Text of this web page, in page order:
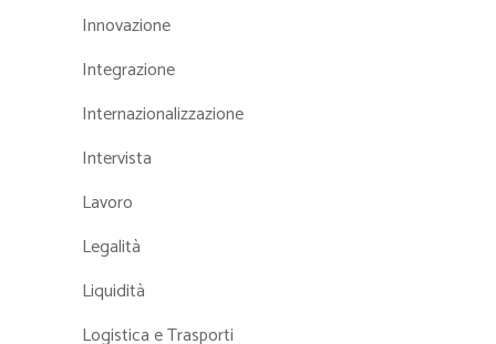
Innovazione
Integrazione
Internazionalizzazione
Intervista
Lavoro
Legalità
Liquidità
Logistica e Trasporti